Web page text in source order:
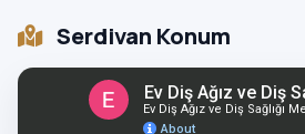
Serdivan Konum